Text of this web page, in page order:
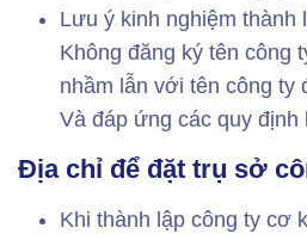
Lưu ý kinh nghiệm thành
Không đăng ký tên công
nhầm lẫn với tên công ty
Và đáp ứng các quy định
Địa chỉ để đặt trụ sở
Khi thành lập công ty cơ